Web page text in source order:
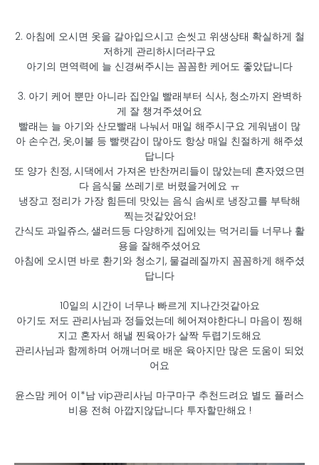
2. 아침에 오시면 옷을 갈아입으시고 손씻고 위생상태 확실하게 철
저하게 관리하시더라구요
아기의 면역력에 늘 신경써주시는 꼼꼼한 케어도 좋았답니다
3. 아기 케어 뿐만 아니라 집안일 빨래부터 식사, 청소까지 완벽하
게 잘 챙겨주셨어요
빨래는 늘 아기와 산모빨래 나눠서 매일 해주시구요 게워냄이 많
아 손수건, 옷,이불 등 빨랫감이 많아도 항상 매일 친절하게 해주셨
답니다
또 양가 친정, 시댁에서 가져온 반찬꺼리들이 많았는데 혼자였으면
다 음식물 쓰레기로 버렸을거에요 ㅠ
냉장고 정리가 가장 힘든데 맛있는 음식 솜씨로 냉장고를 부탁해
찍는것같았어요!
간식도 과일쥬스, 샐러드등 다양하게 집에있는 먹거리들 너무나 활
용을 잘해주셨어요
아침에 오시면 바로 환기와 청소기, 물걸레질까지 꼼꼼하게 해주셨
답니다
10일의 시간이 너무나 빠르게 지나간것같아요
아기도 저도 관리사님과 정들었는데 헤어져야한다니 마음이 찡해
지고 혼자서 해낼 찐육아가 살짝 두렵기도해요
관리사님과 함께하며 어깨너머로 배운 육아지만 많은 도움이 되었
어요
윤스맘 케어 이*남 vip관리사님 마구마구 추천드려요 별도 플러스
비용 전혀 아깝지않답니다 투자할만해요 !